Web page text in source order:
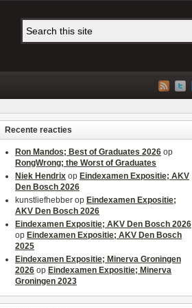
Recente reacties
Ron Mandos; Best of Graduates 2026 op
RongWrong; the Worst of Graduates
Niek Hendrix op Eindexamen Expositie; AKV
Den Bosch 2026
kunstliefhebber op Eindexamen Expositie;
AKV Den Bosch 2026
Eindexamen Expositie; AKV Den Bosch 2026
op Eindexamen Expositie; AKV Den Bosch
2025
Eindexamen Expositie; Minerva Groningen
2026 op Eindexamen Expositie; Minerva
Groningen 2023